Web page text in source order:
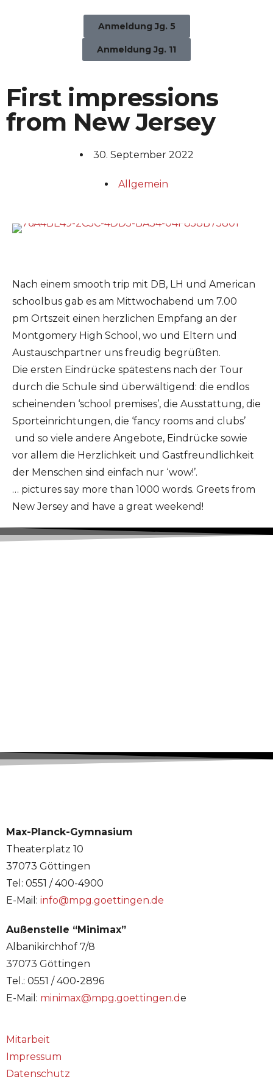
Anmeldung Jg. 5
Anmeldung Jg. 11
First impressions
from New Jersey
30. September 2022
Allgemein
Nach einem smooth trip mit DB, LH und American
schoolbus gab es am Mittwochabend um 7.00
pm Ortszeit einen herzlichen Empfang an der
Montgomery High School, wo und Eltern und
Austauschpartner uns freudig begrüßten.
Die ersten Eindrücke spätestens nach der Tour
durch die Schule sind überwältigend: die endlos
scheinenden ‘school premises’, die Ausstattung, die
Sporteinrichtungen, die ‘fancy rooms and clubs’
und so viele andere Angebote, Eindrücke sowie
vor allem die Herzlichkeit und Gastfreundlichkeit
der Menschen sind einfach nur ‘wow!’.
… pictures say more than 1000 words. Greets from
New Jersey and have a great weekend!
Max-Planck-Gymnasium
Theaterplatz 10
37073 Göttingen
Tel: 0551 / 400-4900
E-Mail: info@mpg.goettingen.de
Außenstelle “Minimax”
Albanikirchhof 7/8
37073 Göttingen
Tel.: 0551 / 400-2896
E-Mail: minimax@mpg.goettingen.de
Mitarbeit
Impressum
Datenschutz